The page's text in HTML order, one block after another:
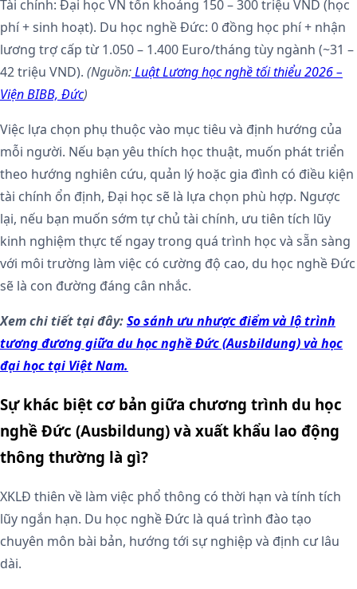
Tài chính: Đại học VN tốn khoảng 150 – 300 triệu VND (học
phí + sinh hoạt). Du học nghề Đức: 0 đồng học phí + nhận
lương trợ cấp từ 1.050 – 1.400 Euro/tháng tùy ngành (~31 –
42 triệu VND). (Nguồn:Luật Lương học nghề tối thiểu 2026 –
Viện BIBB, Đức)
Việc lựa chọn phụ thuộc vào mục tiêu và định hướng của
mỗi người. Nếu bạn yêu thích học thuật, muốn phát triển
theo hướng nghiên cứu, quản lý hoặc gia đình có điều kiện
tài chính ổn định, Đại học sẽ là lựa chọn phù hợp. Ngược
lại, nếu bạn muốn sớm tự chủ tài chính, ưu tiên tích lũy
kinh nghiệm thực tế ngay trong quá trình học và sẵn sàng
với môi trường làm việc có cường độ cao, du học nghề Đức
sẽ là con đường đáng cân nhắc.
Xem chi tiết tại đây:So sánh ưu nhược điểm và lộ trình
tương đương giữa du học nghề Đức (Ausbildung) và học
đại học tại Việt Nam.
Sự khác biệt cơ bản giữa chương trình du học
nghề Đức (Ausbildung) và xuất khẩu lao động
thông thường là gì?
XKLĐ thiên về làm việc phổ thông có thời hạn và tính tích
lũy ngắn hạn. Du học nghề Đức là quá trình đào tạo
chuyên môn bài bản, hướng tới sự nghiệp và định cư lâu
dài.